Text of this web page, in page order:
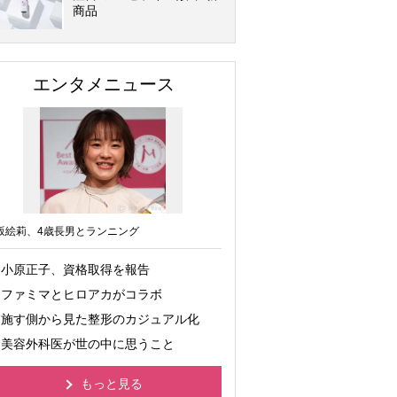
商品
エンタメニュース
絵莉、4歳長男とランニング
小原正子、資格取得を報告
ファミマとヒロアカがコラボ
施す側から見た整形のカジュアル化
美容外科医が世の中に思うこと
もっと見る